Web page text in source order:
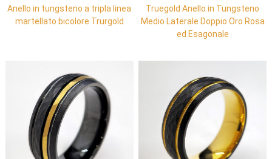
Anello in tungsteno a tripla linea
martellato bicolore Trurgold
Truegold Anello in Tungsteno
Medio Laterale Doppio Oro Rosa
ed Esagonale